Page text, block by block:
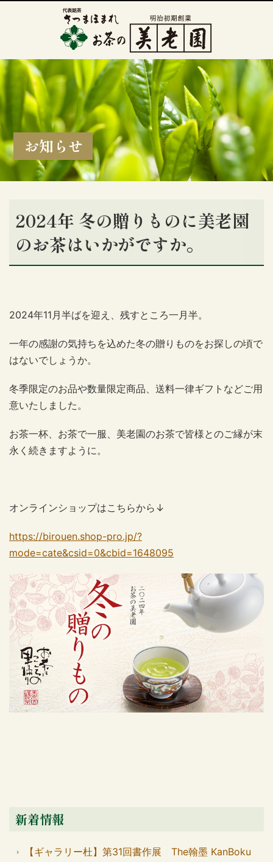
お知らせ
2024年 冬の贈りものに美老園
のお茶はいかがですか。
2024年11月半ばを迎え、残すところ一月半。
一年の感謝の気持ちを込めた冬の贈りものをお探しの頃で
はないでしょうか。
冬季限定のお品や数量限定商品、送料一律ギフトなどご用
意いたしました。
お茶一杯、お茶で一服、美老園のお茶で皆様とのご縁が末
永く続きますように。
オンラインショップはこちらから↓
https://birouen.shop-pro.jp/?
mode=cate&csid=0&cbid=1648095
新着情報
【ギャラリー杜】第31回書作展 The翰墨 KanBoku